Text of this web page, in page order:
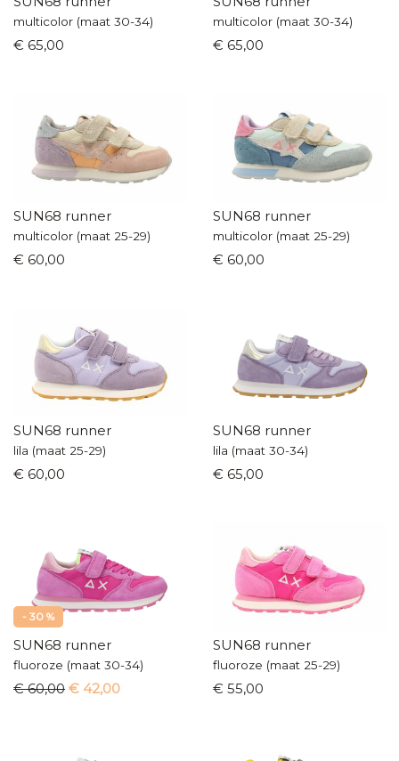
multicolor (maat 30-34)
€ 65,00
multicolor (maat 30-34)
€ 65,00
SUN68 runner
multicolor (maat 25-29)
€ 60,00
SUN68 runner
multicolor (maat 25-29)
€ 60,00
SUN68 runner
lila (maat 25-29)
€ 60,00
SUN68 runner
lila (maat 30-34)
€ 65,00
- 30 %
SUN68 runner
fluoroze (maat 30-34)
€ 60,00 € 42,00
SUN68 runner
fluoroze (maat 25-29)
€ 55,00